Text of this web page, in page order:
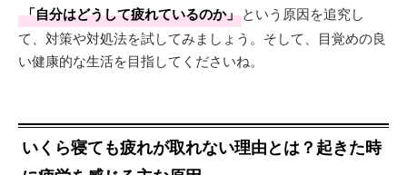
「自分はどうして疲れているのか」という原因を追究し
て、対策や対処法を試してみましょう。そして、目覚めの良
い健康的な生活を目指してくださいね。
いくら寝ても疲れが取れない理由とは？起きた時